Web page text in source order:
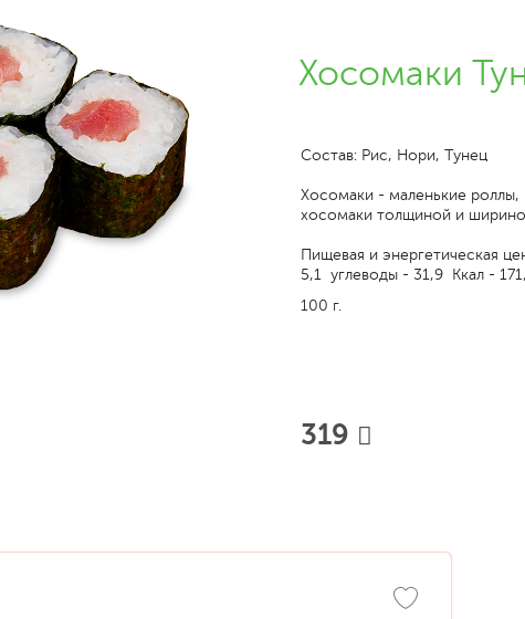
Хосомаки
Состав: Рис, Нори, Тунец
Хосомаки - маленькие
хосомаки толщиной и
Пищевая и энергетическая
5,1 углеводы - 31,9 Ккал -
100 г.
319